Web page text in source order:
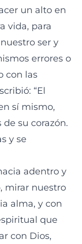
un alto en
vida, para
ser y
errores o
con las
“El
sí mismo,
su corazón.
y se
adentro y
mirar nuestro
alma, y con
que
con Dios,